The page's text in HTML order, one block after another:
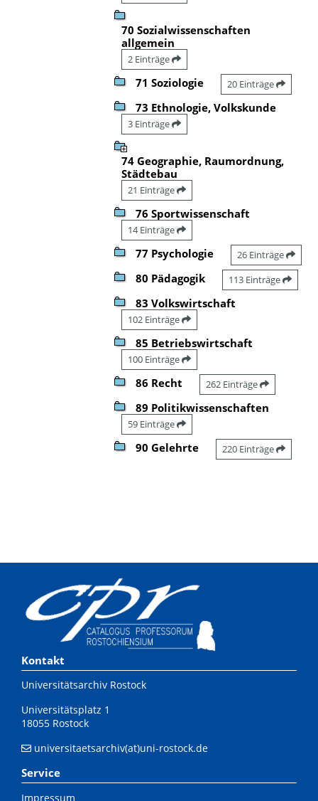
70 Sozialwissenschaften
allgemein
2 Einträge
71 Soziologie 20 Einträge
73 Ethnologie, Volkskunde
3 Einträge
74 Geographie, Raumordnung,
Städtebau
21 Einträge
76 Sportwissenschaft
14 Einträge
77 Psychologie 26 Einträge
80 Pädagogik 113 Einträge
83 Volkswirtschaft
102 Einträge
85 Betriebswirtschaft
100 Einträge
86 Recht 262 Einträge
89 Politikwissenschaften
59 Einträge
90 Gelehrte 220 Einträge
Kontakt
Universitätsarchiv Rostock
Universitätsplatz 1
18055 Rostock
universitaetsarchiv(at)uni-rostock.de
Service
Impressum